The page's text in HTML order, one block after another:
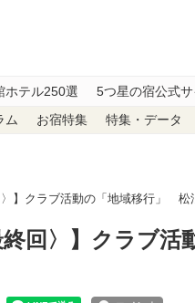
ホテル250選 5つ星の宿公式サ
ム お宿特集 特集・データ
〉】クラブ活動の「地域移行」 松
終回〉】クラブ活